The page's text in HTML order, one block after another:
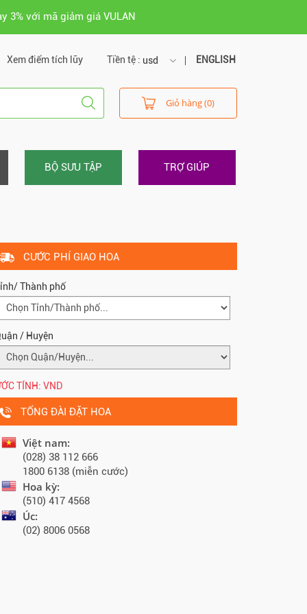
3% với mã giảm giá VULAN
Tiền tệ : usd
usd
vnd
ENGLISH
Xem điểm tích lũy
Giỏ hàng (0)
BỘ SƯU TẬP TRỢ GIÚP
CƯỚC PHÍ GIAO HOA
Thành phố
/ Huyện
TÍNH: VND
TỔNG ĐÀI ĐẶT HOA
Việt nam:
(028) 38 112 666
1800 6138 (miễn cước)
Hoa kỳ:
(510) 417 4568
Úc:
(02) 8006 0568